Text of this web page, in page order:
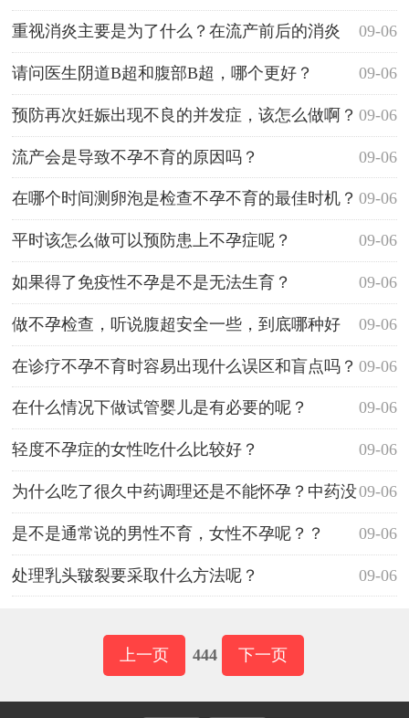
孕？ 09-06
重视消炎主要是为了什么？在流产前后的消炎
09-06
请问医生阴道B超和腹部B超，哪个更好？
09-06
预防再次妊娠出现不良的并发症，该怎么做啊？
09-06
流产会是导致不孕不育的原因吗？
09-06
在哪个时间测卵泡是检查不孕不育的最佳时机？
09-06
平时该怎么做可以预防患上不孕症呢？
09-06
如果得了免疫性不孕是不是无法生育？
09-06
做不孕检查，听说腹超安全一些，到底哪种好
呢？ 09-06
在诊疗不孕不育时容易出现什么误区和盲点吗？
09-06
在什么情况下做试管婴儿是有必要的呢？
09-06
轻度不孕症的女性吃什么比较好？
09-06
为什么吃了很久中药调理还是不能怀孕？中药没
有用吗 09-06
是不是通常说的男性不育，女性不孕呢？？
09-06
处理乳头皲裂要采取什么方法呢？
上一页 444 下一页